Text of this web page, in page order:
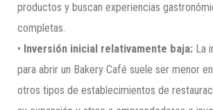
productos y buscan experiencias
completas.
• Inversión inicial relativamente baja: La
para abrir un Bakery Café suele ser menor
otros tipos de establecimientos de